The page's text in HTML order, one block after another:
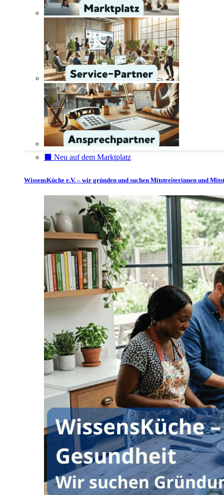
⬛️ Neu auf dem Marktplatz
WissensKüche e.V. – wir gründen und suchen Mitstreiterinnen und